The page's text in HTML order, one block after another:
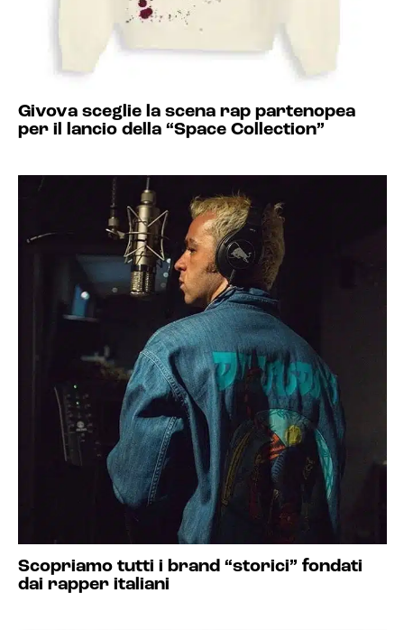
Givova sceglie la scena rap partenopea
per il lancio della “Space Collection”
Scopriamo tutti i brand “storici” fondati
dai rapper italiani